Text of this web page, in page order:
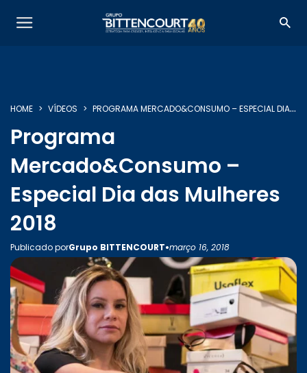
SOBRE NÓS
SERVIÇOS
INSIGHTS
INICIATIVAS
CONTATO
HOME VÍDEOS PROGRAMA MERCADO&CONSUMO – ESPECIAL DIA DAS MULHERES 2018
Programa
Mercado&Consumo –
Especial Dia das Mulheres
2018
Publicado porGrupo BITTENCOURT•março 16, 2018